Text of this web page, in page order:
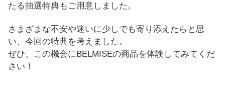
たる抽選特典もご用意しました。
さまざまな不安や迷いに少しでも寄り添えたらと思
い、今回の特典を考えました。
ぜひ、この機会にBELMISEの商品を体験してみてくだ
さい！